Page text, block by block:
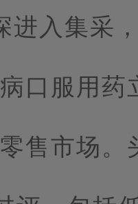
进入集采
口服用
售市场